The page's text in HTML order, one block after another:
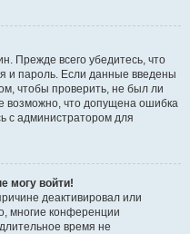
Прежде всего убедитесь, что
и пароль. Если данные введены
чтобы проверить, не был ли
возможно, что допущена ошибка
с администратором для
могу войти!
деактивировал или
многие конференции
время не